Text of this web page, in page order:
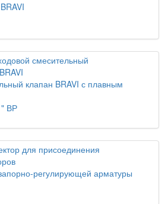
клапан BRAVI с плавным
ВР
регулирующей арматуры